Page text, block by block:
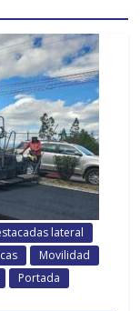
lateral
Movilidad
Portada